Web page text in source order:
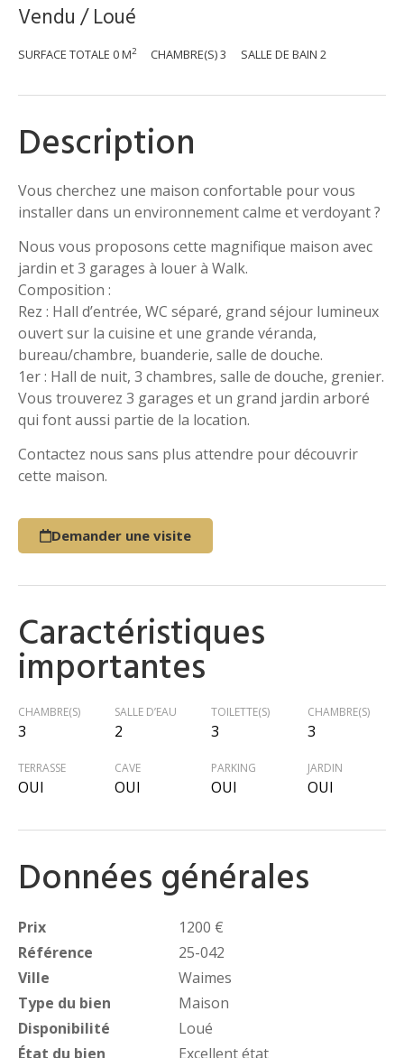
Vendu / Loué
SURFACE TOTALE 0 M2 CHAMBRE(S)3 SALLE DE BAIN 2
Description
Vous cherchez une maison confortable pour vous
installer dans un environnement calme et verdoyant ?
Nous vous proposons cette magnifique maison avec
jardin et 3 garages à louer à Walk.
Composition :
Rez : Hall d’entrée, WC séparé, grand séjour lumineux
ouvert sur la cuisine et une grande véranda,
bureau/chambre, buanderie, salle de douche.
1er : Hall de nuit, 3 chambres, salle de douche, grenier.
Vous trouverez 3 garages et un grand jardin arboré
qui font aussi partie de la location.
Contactez nous sans plus attendre pour découvrir
cette maison.
Demander une visite
Caractéristiques
importantes
CHAMBRE(S)
3
SALLE D’EAU
2
TOILETTE(S)
3
CHAMBRE(S)
3
TERRASSE
OUI
CAVE
OUI
PARKING
OUI
JARDIN
OUI
Données générales
Prix
1200 €
Référence
25-042
Ville
Waimes
Type du bien
Maison
Disponibilité
Loué
État du bien
Excellent état